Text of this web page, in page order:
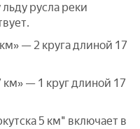
русла реки
— 2 круга длиной 17
— 1 круг длиной 17
5 км" включает в